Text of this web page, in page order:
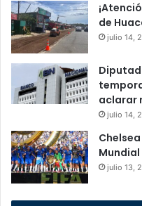
de
julio 14,
aclarar
julio 14,
Mundial
julio 13,